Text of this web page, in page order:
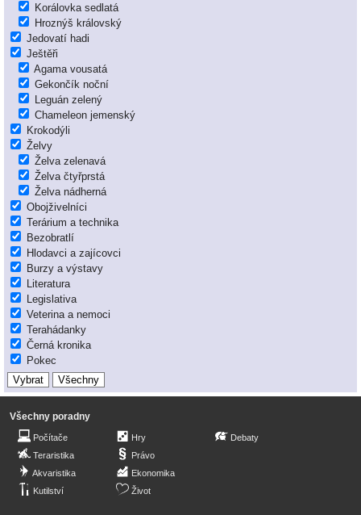
Korálovka sedlatá
Hroznýš královský
Jedovatí hadi
Ještěři
Agama vousatá
Gekončík noční
Leguán zelený
Chameleon jemenský
Krokodýli
Želvy
Želva zelenavá
Želva čtyřprstá
Želva nádherná
Obojživelníci
Terárium a technika
Bezobratlí
Hlodavci a zajícovci
Burzy a výstavy
Literatura
Legislativa
Veterina a nemoci
Terahádanky
Černá kronika
Pokec
Všechny poradny
Počítače
Teraristika
Akvaristika
Kutilství
Hry
Právo
Ekonomika
Život
Debaty